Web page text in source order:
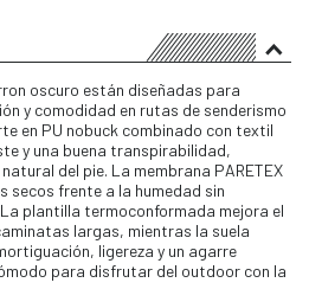
oscuro están diseñadas para
y comodidad en rutas de senderismo
en PU nobuck combinado con textil
y una buena transpirabilidad,
del pie. La membrana PARETEX
secos frente a la humedad sin
plantilla termoconformada mejora el
largas, mientras la suela
ligereza y un agarre
para disfrutar del outdoor con la